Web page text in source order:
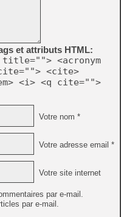
et attributs HTML:
<acronym
<cite>
<i> <q cite="">
Votre nom *
Votre adresse email *
Votre site internet
par e-mail.
par e-mail.